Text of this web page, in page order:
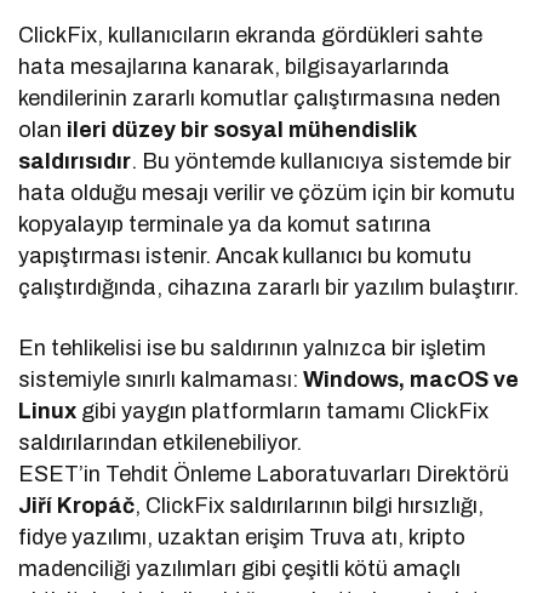
ClickFix, kullanıcıların ekranda gördükleri sahte
hata mesajlarına kanarak, bilgisayarlarında
kendilerinin zararlı komutlar çalıştırmasına neden
olan ileri düzey bir sosyal mühendislik
saldırısıdır. Bu yöntemde kullanıcıya sistemde bir
hata olduğu mesajı verilir ve çözüm için bir komutu
kopyalayıp terminale ya da komut satırına
yapıştırması istenir. Ancak kullanıcı bu komutu
çalıştırdığında, cihazına zararlı bir yazılım bulaştırır.
En tehlikelisi ise bu saldırının yalnızca bir işletim
sistemiyle sınırlı kalmaması:Windows, macOS ve
Linux gibi yaygın platformların tamamı ClickFix
saldırılarından etkilenebiliyor.
ESET’in Tehdit Önleme Laboratuvarları Direktörü
Jiří Kropáč, ClickFix saldırılarının bilgi hırsızlığı,
fidye yazılımı, uzaktan erişim Truva atı, kripto
madenciliği yazılımları gibi çeşitli kötü amaçlı